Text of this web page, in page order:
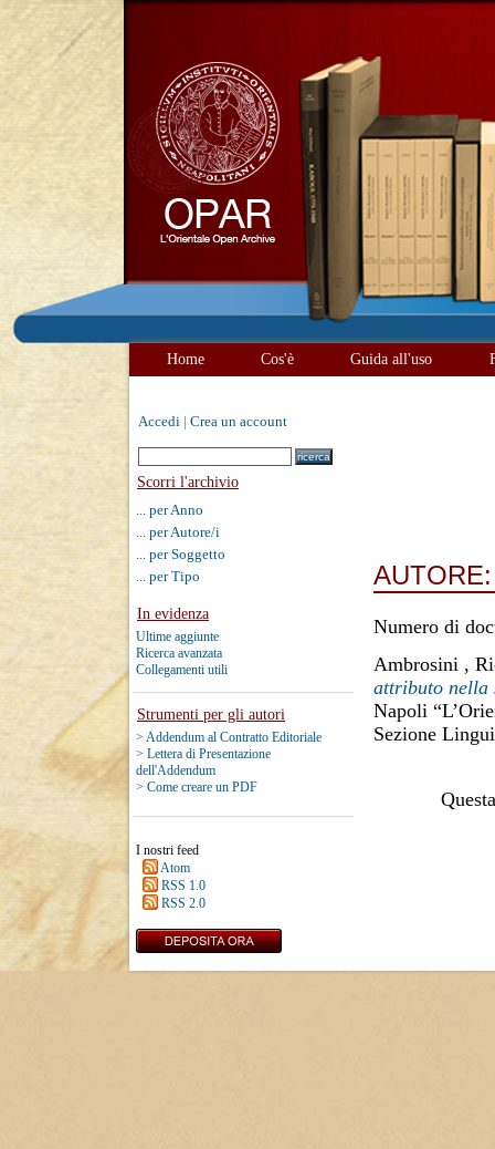
Home Cos'è Guida all'uso
Accedi Crea un account
Scorri l'archivio
... per Anno
... per Autore/i
... per Soggetto
... per Tipo
In evidenza
Ultime aggiunte
Ricerca avanzata
Collegamenti utili
Strumenti per gli autori
> Addendum al Contratto Editoriale
> Lettera di Presentazione
dell'Addendum
> Come creare un PDF
I nostri feed
Atom
RSS 1.0
RSS 2.0
Numero di
Ambrosini ,
attributo nella
Napoli
Sezione